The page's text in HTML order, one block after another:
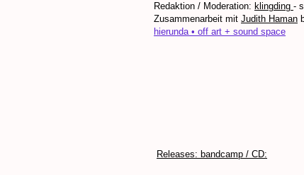
Redaktion / Moderation: klingding -
Zusammenarbeit mit Judith Haman
hierunda • off art + sound space
Releases: bandcamp / CD: